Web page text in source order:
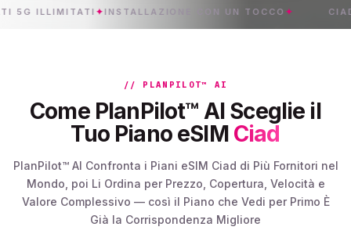
✦ INSTALLAZIONE CON UN TOCCO✦
// PLANPILOT™ AI
Come PlanPilot™ AI Sceglie il
Tuo Piano eSIM Ciad
PlanPilot™ AI Confronta i Piani eSIM Ciad di Più Fornitori nel
Mondo, poi Li Ordina per Prezzo, Copertura, Velocità e
Valore Complessivo — così il Piano che Vedi per Primo È
Già la Corrispondenza Migliore